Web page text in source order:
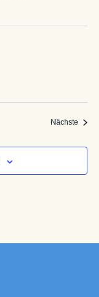
Nächste